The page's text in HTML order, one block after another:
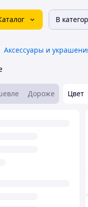
В
Аксессуары и
Дороже Цвет